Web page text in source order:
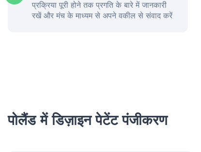
प्रक्रिया पूरी होने तक प्रगति के बारे में जानकारी
रखें और मंच के माध्यम से अपने वकील से संवाद करें
पोलैंड में डिज़ाइन पेटेंट पंजीकरण